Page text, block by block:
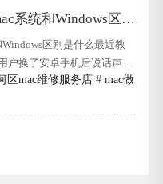
系统和Windows区别
区别是什么最近教
户换了安卓手机后说话声音
脑用户换了Windows之后
人夸张的说要崩溃了!天河
区别是什么教授会带你
区mac维修服务店 #mac做